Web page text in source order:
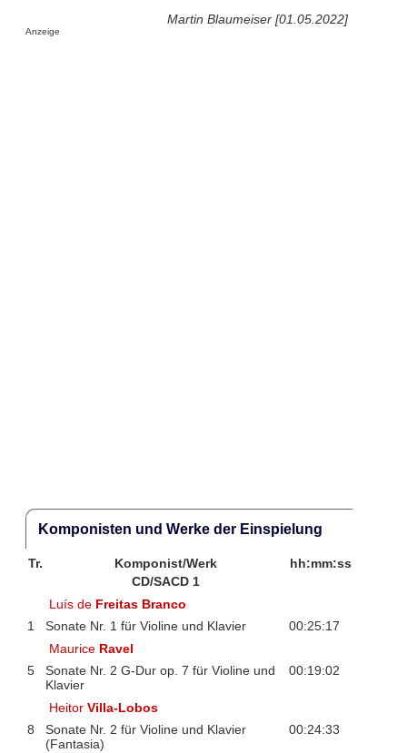
Martin Blaumeiser [01.05.2022]
Anzeige
Komponisten und Werke der Einspielung
Tr. Komponist/Werk
hh:mm:ss
CD/SACD 1
Luís de Freitas Branco
1
Sonate Nr. 1 für Violine und Klavier
00:25:17
Maurice Ravel
5
Sonate Nr. 2 G-Dur op. 7 für Violine und
Klavier
00:19:02
HeitorVilla-Lobos
8
Sonate Nr. 2 für Violine und Klavier
(Fantasia)
00:24:33